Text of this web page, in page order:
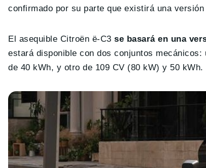
confirmado por su parte que existirá una
El asequible Citroën ë-C3se basará en una
estará disponible con dos conjuntos
de 40 kWh, y otro de 109 CV (80 kW) y 50